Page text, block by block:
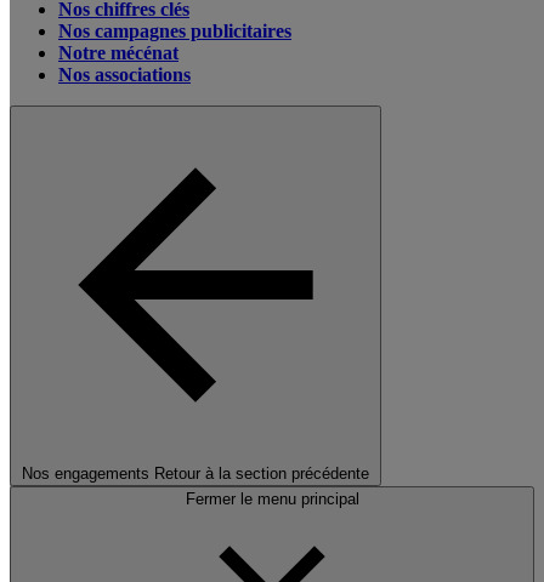
Nos chiffres clés
Nos campagnes publicitaires
Notre mécénat
Nos associations
Nos engagements Retour à la section précédente
Fermer le menu principal